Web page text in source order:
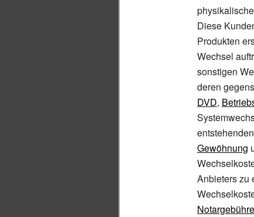
Diese
Produkten
Wechsel
sonstigen
deren
DVD,
entstehenden
Gewöhnung
Anbieters zu